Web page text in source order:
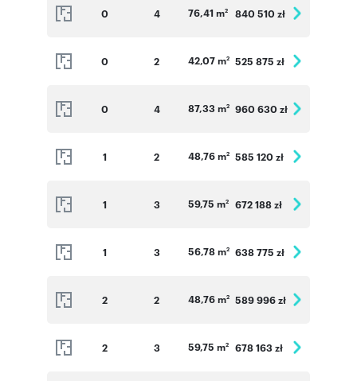
0 4 76,41 m2 840 510 zł
0 2 42,07 m2 525 875 zł
0 4 87,33 m2 960 630 zł
1 2 48,76 m2 585 120 zł
1 3 59,75 m2 672 188 zł
1 3 56,78 m2 638 775 zł
2 2 48,76 m2 589 996 zł
2 3 59,75 m2 678 163 zł